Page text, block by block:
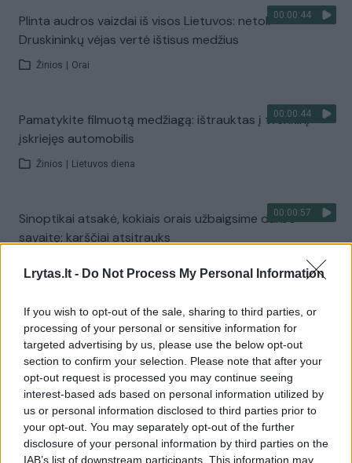
Lrytas.lt - Do Not Process My Personal Information
If you wish to opt-out of the sale, sharing to third parties, or
processing of your personal or sensitive information for
targeted advertising by us, please use the below opt-out
section to confirm your selection. Please note that after your
opt-out request is processed you may continue seeing
interest-based ads based on personal information utilized by
us or personal information disclosed to third parties prior to
your opt-out. You may separately opt-out of the further
disclosure of your personal information by third parties on the
IAB’s list of downstream participants. This information may
00:00:44
Plinta audros vaizdai iš visos Lietuvos: netoli
Druskininkų vėjas vertė ištisus medžius
Žinios Orai
00:00:44
Pamatykite filmuotą medžiagą: ištrauktas į tvenkinį
įskriejęs automobilis
Žinios Lietuvos diena
00:00:57
Sinoptikai atsakė, kokiais orais užbaigsime darbo
savaitę: karščiai atsitrauks
Visi įrašai
Žiūrimiausi įrašai
00:00:30
Vaizdai iš tragiškos avarijos Vilniaus r.: dviejų moterų ir